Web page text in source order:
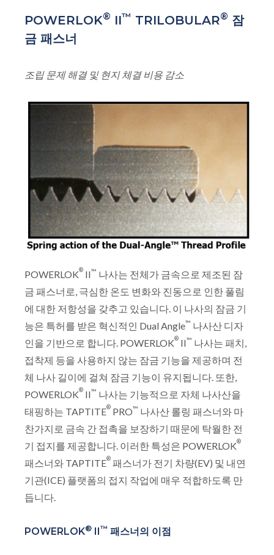
POWERLOK® II™ TRILOBULAR® 잠
금 패스너
조립 문제 해결 및 현지 체결 비용 감소
POWERLOK® II™ 나사는 전체가 금속으로 제조된 잠
금 패스너로, 극심한 온도 변화와 진동으로 인한 풀림
에 대한 저항성을 갖추고 있습니다. 이 나사의 잠금 기
능은 특허를 받은 혁신적인 Dual Angle™ 나사산 디자
인을 기반으로 합니다. POWERLOK® II™ 나사는 패치,
접착제 등을 사용하지 않는 잠금 기능을 제공하며 전
체 나사 길이에 걸쳐 잠금 기능이 유지됩니다. 또한,
POWERLOK® II™ 나사는 기능적으로 자체 나사산을
태핑하는 TAPTITE® PRO™ 나사산 롤링 패스너와 마
찬가지로 금속 간 접촉을 보장하기 때문에 탁월한 전
기 접지를 제공합니다. 이러한 특성은 POWERLOK®
패스너와 TAPTITE® 패스너가 전기 차량(EV) 및 내연
기관(ICE) 플랫폼의 접지 작업에 매우 적합하도록 만
듭니다.
POWERLOK® ™ 패스너의 이점